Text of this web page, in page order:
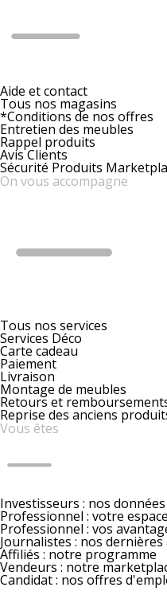
Aide et contact
Tous nos magasins
*Conditions de nos offres
Entretien des meubles
Rappel produits
Avis Clients
Sécurité Produits
On vous accompagne
Tous nos services
Services Déco
Carte cadeau
Paiement
Livraison
Montage de meubles
Retours et
Reprise des anciens
Vous êtes
Investisseurs : nos données
Professionnel : votre
Professionnel : vos
Journalistes : nos dernières
Affiliés : notre programme
Vendeurs : notre
Candidat : nos offres